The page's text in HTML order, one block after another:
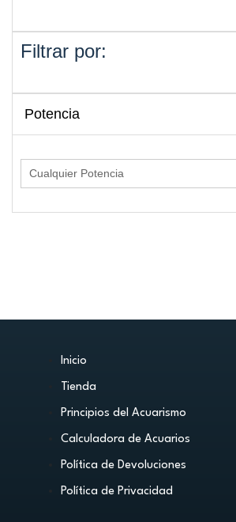
Filtrar por:
Potencia
Inicio
Tienda
Principios del Acuarismo
Calculadora de Acuarios
Política de Devoluciones
Política de Privacidad